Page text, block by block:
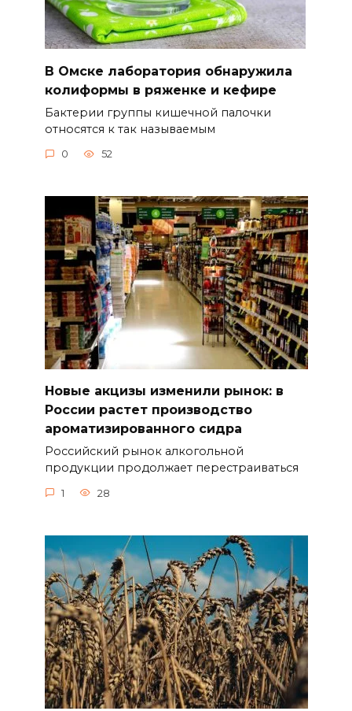
В Омске лаборатория обнаружила
колиформы в ряженке и кефире
Бактерии группы кишечной палочки
относятся к так называемым
0 52
Новые акцизы изменили рынок: в
России растет производство
ароматизированного сидра
Российский рынок алкогольной
продукции продолжает перестраиваться
1 28